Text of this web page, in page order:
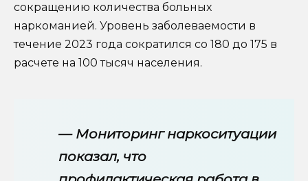
сокращению количества больных
наркоманией. Уровень заболеваемости в
течение 2023 года сократился со 180 до 175 в
расчете на 100 тысяч населения.
— Мониторинг наркоситуации
показал, что